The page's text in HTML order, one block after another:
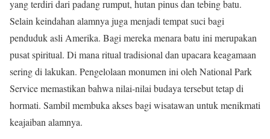
yang terdiri dari padang rumput, hutan pinus dan tebing batu.
Selain keindahan alamnya juga menjadi tempat suci bagi
penduduk asli Amerika. Bagi mereka menara batu ini merupakan
pusat spiritual. Di mana ritual tradisional dan upacara keagamaan
sering di lakukan. Pengelolaan monumen ini oleh National Park
Service memastikan bahwa nilai-nilai budaya tersebut tetap di
hormati. Sambil membuka akses bagi wisatawan untuk menikmati
keajaiban alamnya.